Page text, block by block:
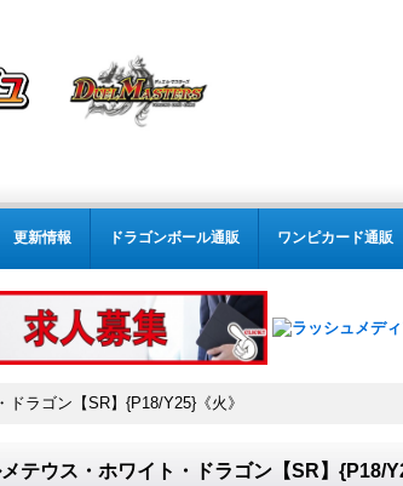
更新情報 ドラゴンボール通販 ワンピカード通販
ラゴン【SR】{P18/Y25}《火》
テウス・ホワイト・ドラゴン【SR】{P18/